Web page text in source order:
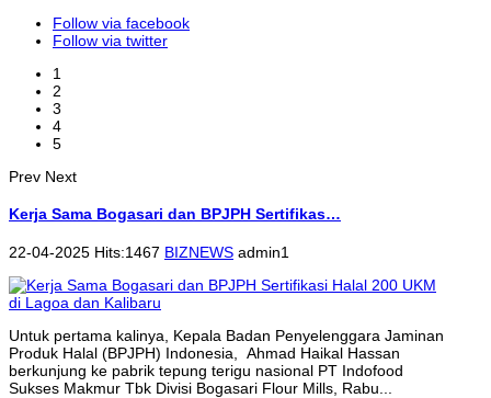
Follow via facebook
Follow via twitter
1
2
3
4
5
Prev Next
Kerja Sama Bogasari dan BPJPH Sertifikas…
22-04-2025 Hits:1467 BIZNEWS admin1
Untuk pertama kalinya, Kepala Badan Penyelenggara Jaminan
Produk Halal (BPJPH) Indonesia, Ahmad Haikal Hassan
berkunjung ke pabrik tepung terigu nasional PT Indofood
Sukses Makmur Tbk Divisi Bogasari Flour Mills, Rabu...